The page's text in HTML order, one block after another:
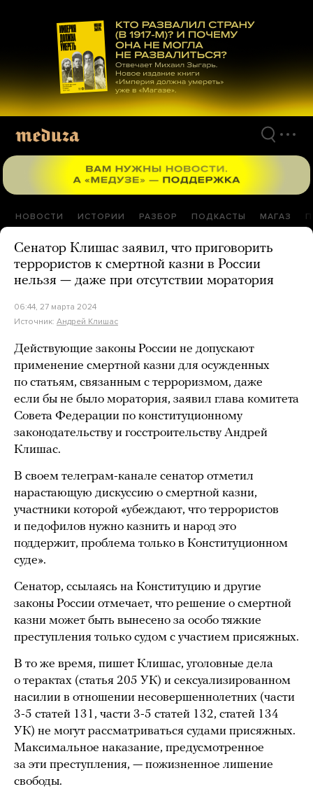
материалам
НОВОСТИ ИСТОРИИ РАЗБОР ПОДКАСТЫ МАГАЗ
Сенатор Клишас заявил, что приговорить
террористов к смертной казни в России
нельзя — даже при отсутствии моратория
06:44, 27 марта 2024
Источник: Андрей Клишас
Действующие законы России не допускают
применение смертной казни для осужденных
по статьям, связанным с терроризмом, даже
если бы не было моратория, заявил глава комитета
Совета Федерации по конституционному
законодательству и госстроительству Андрей
Клишас.
В своем телеграм-канале сенатор отметил
нарастающую дискуссию о смертной казни,
участники которой «убеждают, что террористов
и педофилов нужно казнить и народ это
поддержит, проблема только в Конституционном
суде».
Сенатор, ссылаясь на Конституцию и другие
законы России отмечает, что решение о смертной
казни может быть вынесено за особо тяжкие
преступления только судом с участием присяжных.
В то же время, пишет Клишас, уголовные дела
о терактах (статья 205 УК) и сексуализированном
насилии в отношении несовершеннолетних (части
3-5 статей 131, части 3-5 статей 132, статей 134
УК) не могут рассматриваться судами присяжных.
Максимальное наказание, предусмотренное
за эти преступления, — пожизненное лишение
свободы.